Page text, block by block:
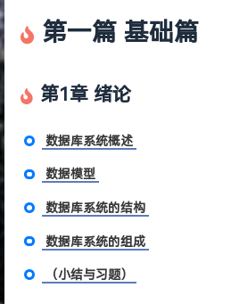
第一篇 基础篇
第1章 绪论
数据库系统概述
数据模型
数据库系统的结构
数据库系统的组成
（小结与习题）